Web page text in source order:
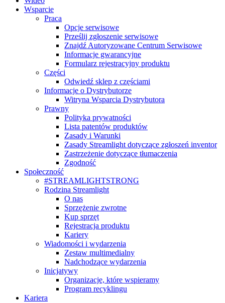
Wsparcie
Praca
Opcje serwisowe
Prześlij zgłoszenie serwisowe
Znajdź Autoryzowane Centrum Serwisowe
Informacje gwarancyjne
Formularz rejestracyjny produktu
Części
Odwiedź sklep z częściami
Informacje o Dystrybutorze
Witryna Wsparcia Dystrybutora
Prawny
Polityka prywatności
Lista patentów produktów
Zasady i Warunki
Zasady Streamlight dotyczące zgłoszeń inventor
Zastrzeżenie dotyczące tłumaczenia
Zgodność
Społeczność
#STREAMLIGHTSTRONG
Rodzina Streamlight
O nas
Sprzężenie zwrotne
Kup sprzęt
Rejestracja produktu
Kariery
Wiadomości i wydarzenia
Zestaw multimedialny
Nadchodzące wydarzenia
Inicjatywy
Organizacje, które wspieramy
Program recyklingu
Kariera